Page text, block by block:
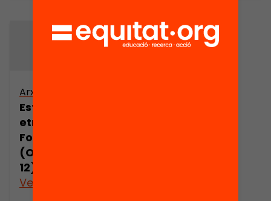
Arxiu
Estudi
etnogràfic de
Folgueroles
(Osona) (part
12)
Veure’n més